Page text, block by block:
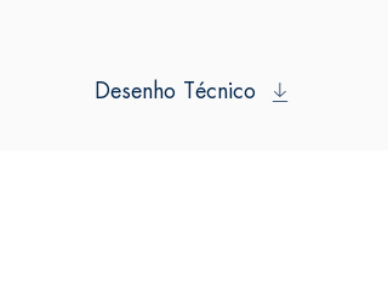
Desenho Técnico